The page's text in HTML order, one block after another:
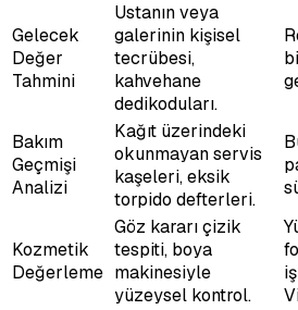
Gelecek
Değer
Tahmini
Ustanın veya
galerinin kişisel
tecrübesi,
kahvehane
dedikoduları.
Bakım
Geçmişi
Analizi
Kağıt üzerindeki
okunmayan servis
kaşeleri, eksik
torpido defterleri.
Kozmetik
Değerleme
Göz kararı çizik
tespiti, boya
makinesiyle
yüzeysel kontrol.